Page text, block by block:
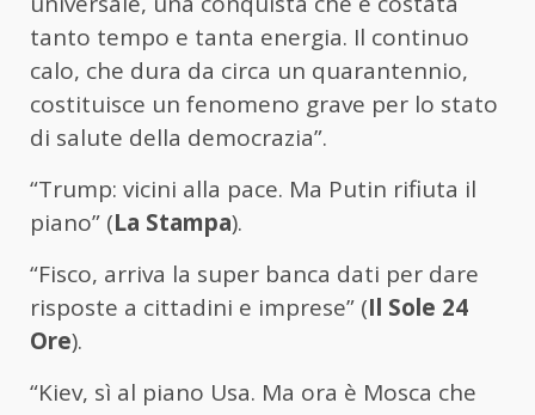
tanto tempo e tanta energia. Il continuo
calo, che dura da circa un quarantennio,
costituisce un fenomeno grave per lo stato
di salute della democrazia”.
“Trump: vicini alla pace. Ma Putin rifiuta il
piano” (La Stampa).
“Fisco, arriva la super banca dati per dare
risposte a cittadini e imprese” (Il Sole 24
Ore).
“Kiev, sì al piano Usa. Ma ora è Mosca che